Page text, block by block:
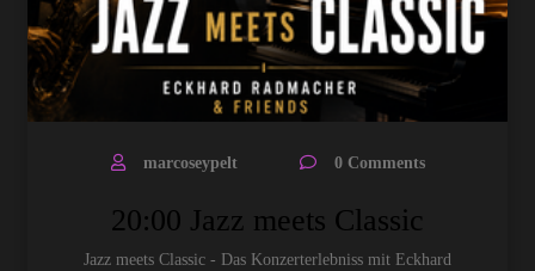
marcoseypelt 0 Comments
20:00 Jazz meets Classic
Jazz meets Classic - Das Konzerterlebniss mit Eckhard